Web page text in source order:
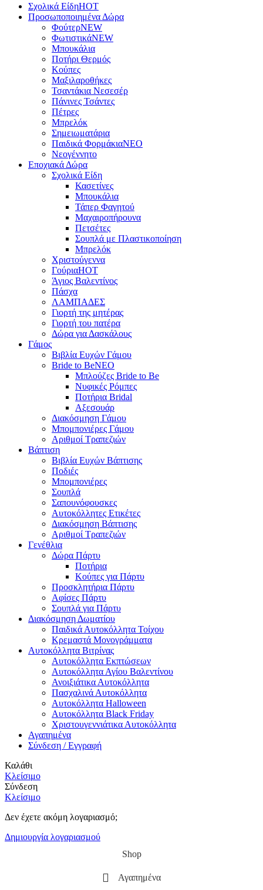
Σχολικά ΕίδηΗΟΤ
Προσωποποιημένα Δώρα
ΦούτερNEW
ΦωτιστικάNEW
Μπουκάλια
Ποτήρι Θερμός
Κούπες
Μαξιλαροθήκες
Τσαντάκια Νεσεσέρ
Πάνινες Τσάντες
Πέτρες
Μπρελόκ
Σημειωματάρια
Παιδικά ΦορμάκιαNEO
Νεογέννητο
Εποχιακά Δώρα
Σχολικά Είδη
Κασετίνες
Μπουκάλια
Τάπερ Φαγητού
Μαχαιροπήρουνα
Πετσέτες
Σουπλά με Πλαστικοποίηση
Μπρελόκ
Χριστούγεννα
ΓούριαHOT
Άγιος Βαλεντίνος
Πάσχα
ΛΑΜΠΑΔΕΣ
Γιορτή της μητέρας
Γιορτή του πατέρα
Δώρα για Δασκάλους
Γάμος
Βιβλία Ευχών Γάμου
Bride to BeNEO
Μπλούζες Bride to Be
Νυφικές Ρόμπες
Ποτήρια Bridal
Αξεσουάρ
Διακόσμηση Γάμου
Μπομπονιέρες Γάμου
Αριθμοί Τραπεζιών
Βάπτιση
Βιβλία Ευχών Βάπτισης
Ποδιές
Μπομπονιέρες
Σουπλά
Σαπουνόφουσκες
Αυτοκόλλητες Ετικέτες
Διακόσμηση Βάπτισης
Αριθμοί Τραπεζιών
Γενέθλια
Δώρα Πάρτυ
Ποτήρια
Κούπες για Πάρτυ
Προσκλητήρια Πάρτυ
Αφίσες Πάρτυ
Σουπλά για Πάρτυ
Διακόσμηση Δωματίου
Παιδικά Αυτοκόλλητα Τοίχου
Κρεμαστά Μονογράμματα
Αυτοκόλλητα Βιτρίνας
Αυτοκόλλητα Εκπτώσεων
Αυτοκόλλητα Αγίου Βαλεντίνου
Ανοιξιάτικα Αυτοκόλλητα
Πασχαλινά Αυτοκόλλητα
Αυτοκόλλητα Halloween
Αυτοκόλλητα Black Friday
Χριστουγεννιάτικα Αυτοκόλλητα
Αγαπημένα
Σύνδεση / Εγγραφή
Καλάθι
Κλείσιμο
Σύνδεση
Κλείσιμο
Δεν έχετε ακόμη λογαριασμό;
Δημιουργία λογαριασμού
Shop
Αγαπημένα